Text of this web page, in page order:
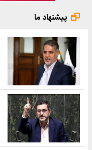
پیشنهاد ما